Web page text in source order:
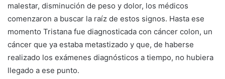
malestar, disminución de peso y dolor, los médicos
comenzaron a buscar la raíz de estos signos. Hasta ese
momento Tristana fue diagnosticada con cáncer colon, un
cáncer que ya estaba metastizado y que, de haberse
realizado los exámenes diagnósticos a tiempo, no hubiera
llegado a ese punto.